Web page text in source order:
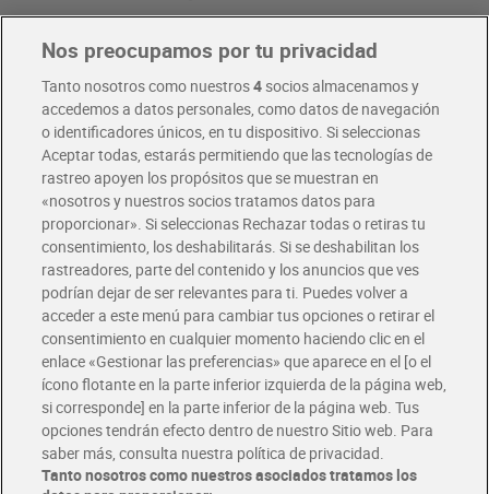
Pide hoy, recibe hoy
Envío gratis por compras superiores a 100€
Envío estandar por 4,99€
Glovo y Uber Eats
Solicita tu factura de Glovo o Uber Eats
Únete al CLUB Dia
Disfruta las ventajas y ofertas exclusivas.
Descárgate la APP Dia
Folletos y Tiendas
Descubre las mejores ofertas y busca tu tienda más cercana
Tarjeta MaX Dia
Te devuelve hasta 8€/mes de tus compras.
Nos preocupamos por tu privacidad
Tanto nosotros como nuestros4socios almacenamos y
accedemos a datos personales, como datos de navegación
o identificadores únicos, en tu dispositivo. Si seleccionas
Aceptar todas, estarás permitiendo que las tecnologías de
rastreo apoyen los propósitos que se muestran en
«nosotros y nuestros socios tratamos datos para
proporcionar». Si seleccionas Rechazar todas o retiras tu
consentimiento, los deshabilitarás. Si se deshabilitan los
rastreadores, parte del contenido y los anuncios que ves
podrían dejar de ser relevantes para ti. Puedes volver a
acceder a este menú para cambiar tus opciones o retirar el
consentimiento en cualquier momento haciendo clic en el
enlace «Gestionar las preferencias» que aparece en el [o el
ícono flotante en la parte inferior izquierda de la página web,
si corresponde] en la parte inferior de la página web. Tus
opciones tendrán efecto dentro de nuestro Sitio web. Para
saber más, consulta nuestra política de privacidad.
Tanto nosotros como nuestros asociados tratamos los